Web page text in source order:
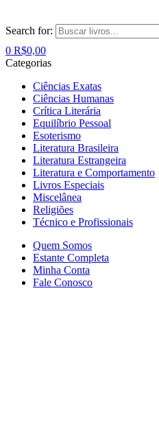
Search for:
0 R$0,00
Categorias
Ciências Exatas
Ciências Humanas
Crítica Literária
Equilíbrio Pessoal
Esoterismo
Literatura Brasileira
Literatura Estrangeira
Literatura e Comportamento
Livros Especiais
Miscelânea
Religiões
Técnico e Profissionais
Quem Somos
Estante Completa
Minha Conta
Fale Conosco